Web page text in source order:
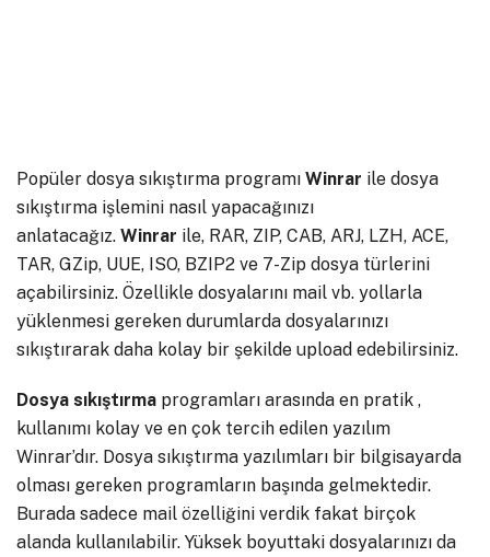
Popüler dosya sıkıştırma programı Winrar ile dosya
sıkıştırma işlemini nasıl yapacağınızı
anlatacağız. Winrar ile, RAR, ZIP, CAB, ARJ, LZH, ACE,
TAR, GZip, UUE, ISO, BZIP2 ve 7-Zip dosya türlerini
açabilirsiniz. Özellikle dosyalarını mail vb. yollarla
yüklenmesi gereken durumlarda dosyalarınızı
sıkıştırarak daha kolay bir şekilde upload edebilirsiniz.
Dosya sıkıştırma programları arasında en pratik ,
kullanımı kolay ve en çok tercih edilen yazılım
Winrar’dır. Dosya sıkıştırma yazılımları bir bilgisayarda
olması gereken programların başında gelmektedir.
Burada sadece mail özelliğini verdik fakat birçok
alanda kullanılabilir. Yüksek boyuttaki dosyalarınızı da